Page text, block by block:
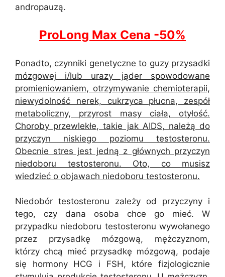
andropauzą.
ProLong Max Cena -50%
Ponadto, czynniki genetyczne to guzy przysadki
mózgowej i/lub urazy jąder spowodowane
promieniowaniem, otrzymywanie chemioterapii,
niewydolność nerek, cukrzyca płucna, zespół
metaboliczny, przyrost masy ciała, otyłość.
Choroby przewlekłe, takie jak AIDS, należą do
przyczyn niskiego poziomu testosteronu.
Obecnie stres jest jedną z głównych przyczyn
niedoboru testosteronu. Oto, co musisz
wiedzieć o objawach niedoboru testosteronu.
Niedobór testosteronu zależy od przyczyny i
tego, czy dana osoba chce go mieć. W
przypadku niedoboru testosteronu wywołanego
przez przysadkę mózgową, mężczyznom,
którzy chcą mieć przysadkę mózgową, podaje
się hormony HCG i FSH, które fizjologicznie